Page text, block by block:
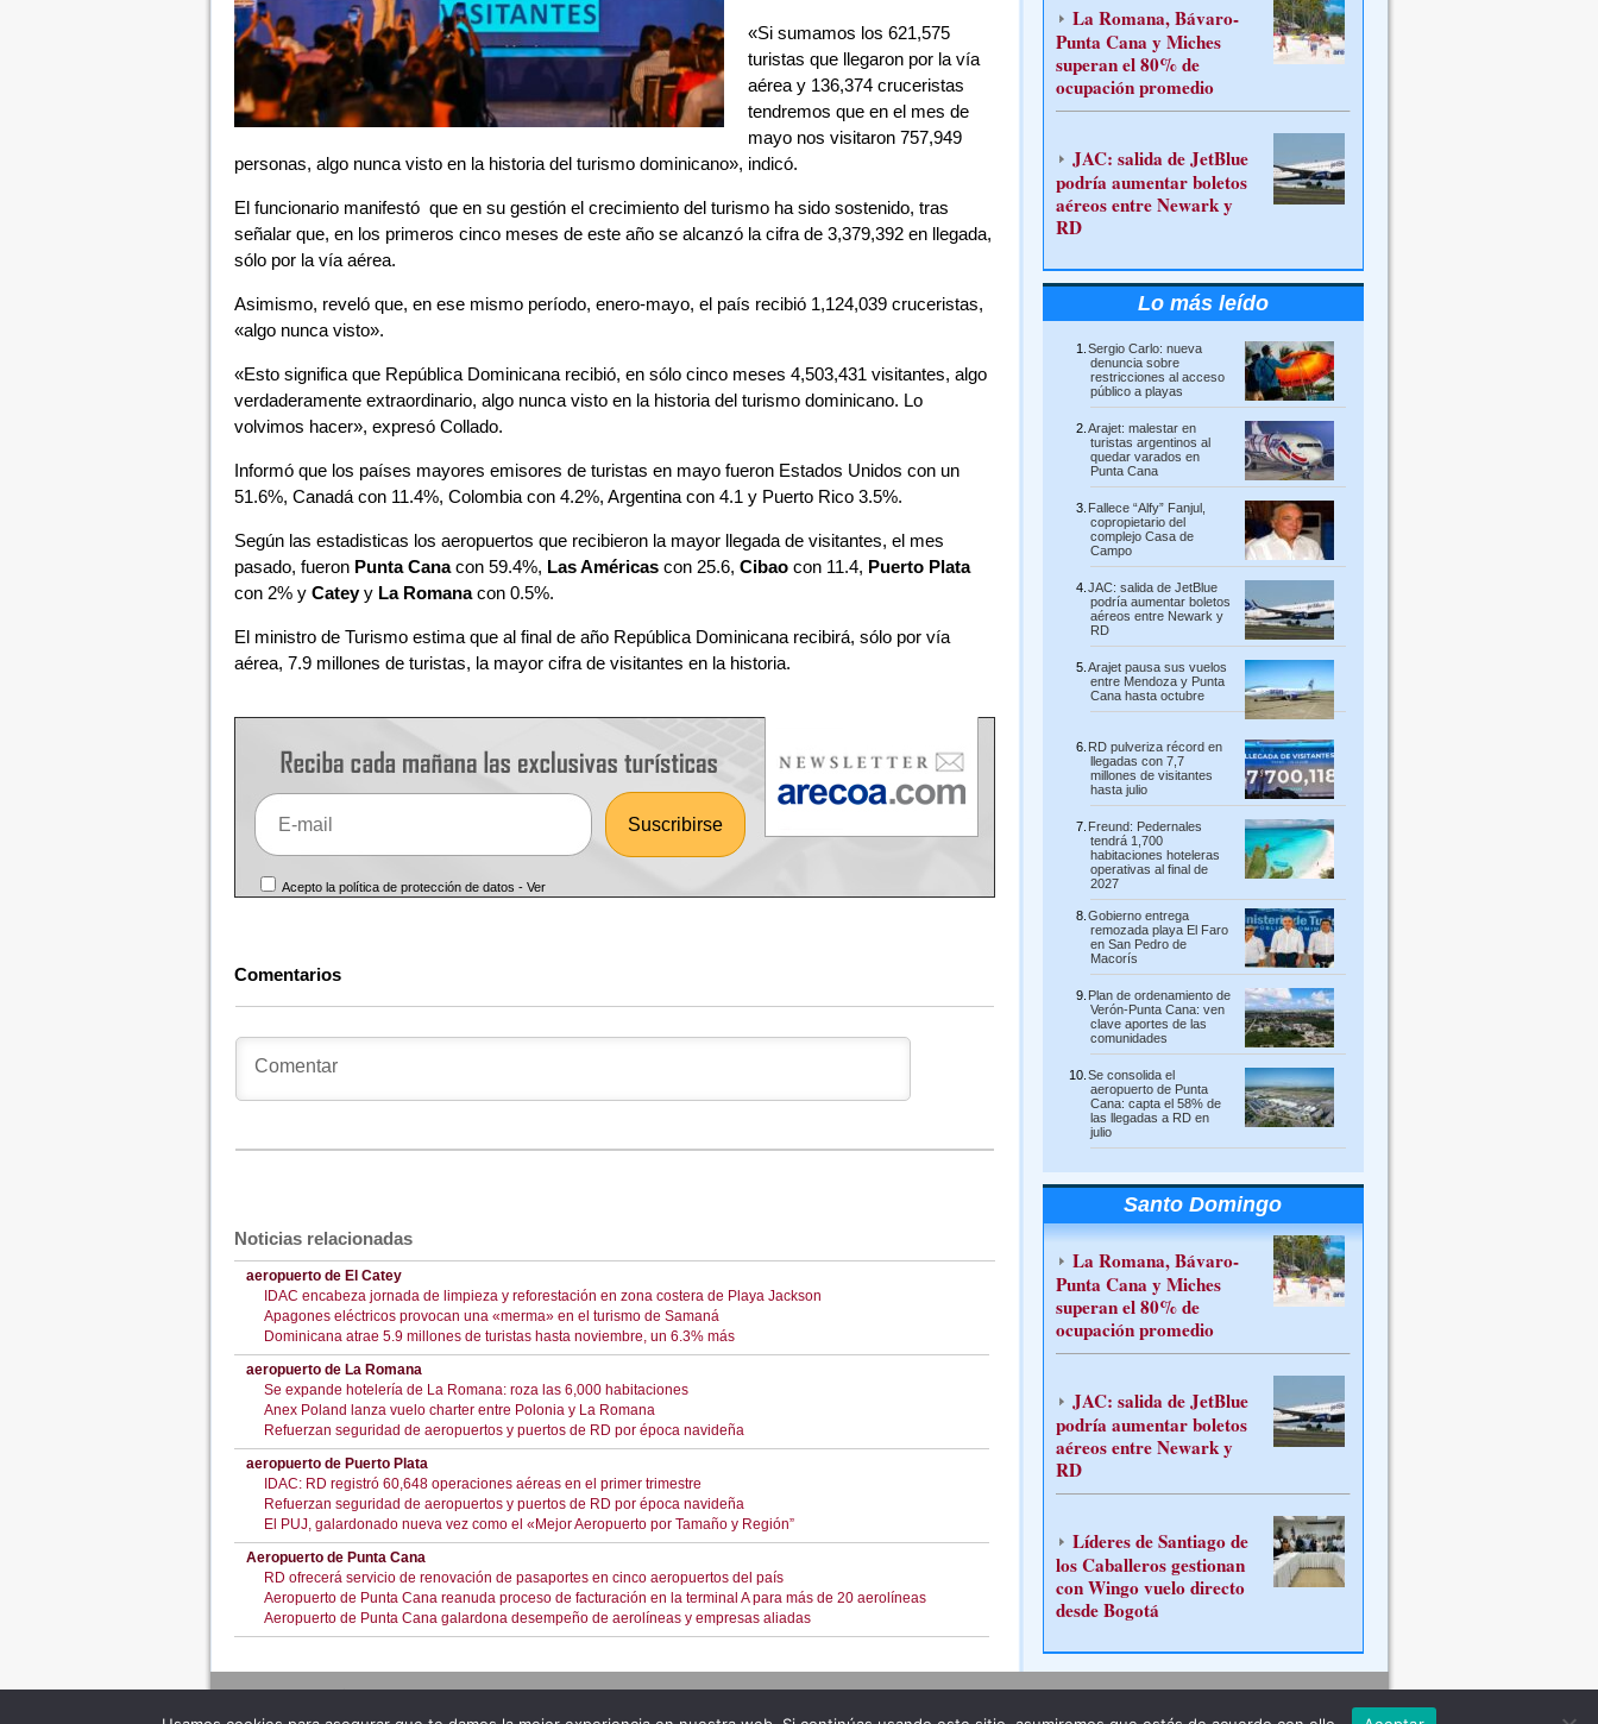
«Si sumamos los 621,575
turistas que llegaron por la vía
aérea y 136,374 cruceristas
tendremos que en el mes de
mayo nos visitaron 757,949
personas, algo nunca visto en la historia del turismo dominicano», indicó.
El funcionario manifestó que en su gestión el crecimiento del turismo ha sido sostenido, tras
señalar que, en los primeros cinco meses de este año se alcanzó la cifra de 3,379,392 en llegada,
sólo por la vía aérea.
Asimismo, reveló que, en ese mismo período, enero-mayo, el país recibió 1,124,039 cruceristas,
«algo nunca visto».
«Esto significa que República Dominicana recibió, en sólo cinco meses 4,503,431 visitantes, algo
verdaderamente extraordinario, algo nunca visto en la historia del turismo dominicano. Lo
volvimos hacer», expresó Collado.
Informó que los países mayores emisores de turistas en mayo fueron Estados Unidos con un
51.6%, Canadá con 11.4%, Colombia con 4.2%, Argentina con 4.1 y Puerto Rico 3.5%.
Según las estadisticas los aeropuertos que recibieron la mayor llegada de visitantes, el mes
pasado, fueron Punta Canacon 59.4%, Las Américascon 25.6, Cibaocon 11.4, Puerto Plata
con 2% y CateyyLa Romanacon 0.5%.
El ministro de Turismo estima que al final de año República Dominicana recibirá, sólo por vía
aérea, 7.9 millones de turistas, la mayor cifra de visitantes en la historia.
Acepto la política de protección de datos -Ver
Comentarios
Noticias relacionadas
aeropuerto de El Catey
IDAC encabeza jornada de limpieza y reforestación en zona costera de Playa Jackson
Apagones eléctricos provocan una «merma» en el turismo de Samaná
Dominicana atrae 5.9 millones de turistas hasta noviembre, un 6.3% más
aeropuerto de La Romana
Se expande hotelería de La Romana: roza las 6,000 habitaciones
Anex Poland lanza vuelo charter entre Polonia y La Romana
Refuerzan seguridad de aeropuertos y puertos de RD por época navideña
aeropuerto de Puerto Plata
IDAC: RD registró 60,648 operaciones aéreas en el primer trimestre
Refuerzan seguridad de aeropuertos y puertos de RD por época navideña
El PUJ, galardonado nueva vez como el «Mejor Aeropuerto por Tamaño y Región”
Aeropuerto de Punta Cana
RD ofrecerá servicio de renovación de pasaportes en cinco aeropuertos del país
Aeropuerto de Punta Cana reanuda proceso de facturación en la terminal A para más de 20 aerolíneas
Aeropuerto de Punta Cana galardona desempeño de aerolíneas y empresas aliadas
La Romana, Bávaro-
Punta Cana y Miches
superan el 80% de
ocupación promedio
JAC: salida de JetBlue
podría aumentar boletos
aéreos entre Newark y
RD
Lo más leído
Sergio Carlo: nueva
denuncia sobre
restricciones al acceso
público a playas
Arajet: malestar en
turistas argentinos al
quedar varados en
Punta Cana
Fallece “Alfy” Fanjul,
copropietario del
complejo Casa de
Campo
JAC: salida de JetBlue
podría aumentar boletos
aéreos entre Newark y
RD
Arajet pausa sus vuelos
entre Mendoza y Punta
Cana hasta octubre
RD pulveriza récord en
llegadas con 7,7
millones de visitantes
hasta julio
Freund: Pedernales
tendrá 1,700
habitaciones hoteleras
operativas al final de
2027
Gobierno entrega
remozada playa El Faro
en San Pedro de
Macorís
Plan de ordenamiento de
Verón-Punta Cana: ven
clave aportes de las
comunidades
Se consolida el
aeropuerto de Punta
Cana: capta el 58% de
las llegadas a RD en
julio
Santo Domingo
La Romana, Bávaro-
Punta Cana y Miches
superan el 80% de
ocupación promedio
JAC: salida de JetBlue
podría aumentar boletos
aéreos entre Newark y
RD
Líderes de Santiago de
los Caballeros gestionan
con Wingo vuelo directo
desde Bogotá